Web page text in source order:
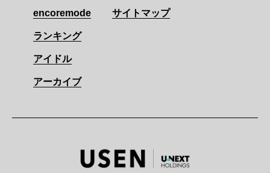
encoremode
ランキング
アイドル
アーカイブ
サイトマップ